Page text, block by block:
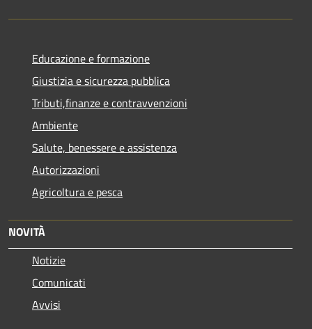
Educazione e formazione
Giustizia e sicurezza pubblica
Tributi,finanze e contravvenzioni
Ambiente
Salute, benessere e assistenza
Autorizzazioni
Agricoltura e pesca
NOVITÀ
Notizie
Comunicati
Avvisi